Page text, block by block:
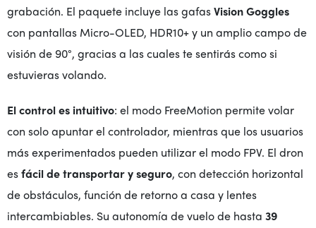
grabación. El paquete incluye las gafasVision Goggles
con pantallas Micro-OLED, HDR10+ y un amplio campo de
visión de 90°, gracias a las cuales te sentirás como si
estuvieras volando.
El control es intuitivo: el modo FreeMotion permite volar
con solo apuntar el controlador, mientras que los usuarios
más experimentados pueden utilizar el modo FPV. El dron
esfácil de transportar y seguro, con detección horizontal
de obstáculos, función de retorno a casa y lentes
intercambiables. Su autonomía de vuelo de hasta 39